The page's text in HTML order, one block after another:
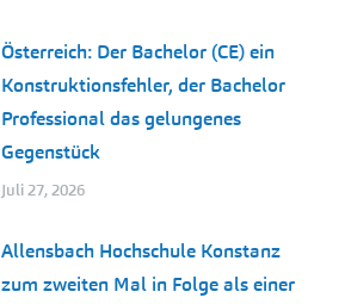
Österreich: Der Bachelor (CE) ein
Konstruktionsfehler, der Bachelor
Professional das gelungenes
Gegenstück
Juli 27, 2026
Allensbach Hochschule Konstanz
zum zweiten Mal in Folge als einer